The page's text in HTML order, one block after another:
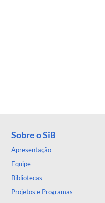
Sobre o SiB
Apresentação
Equipe
Bibliotecas
Projetos e Programas